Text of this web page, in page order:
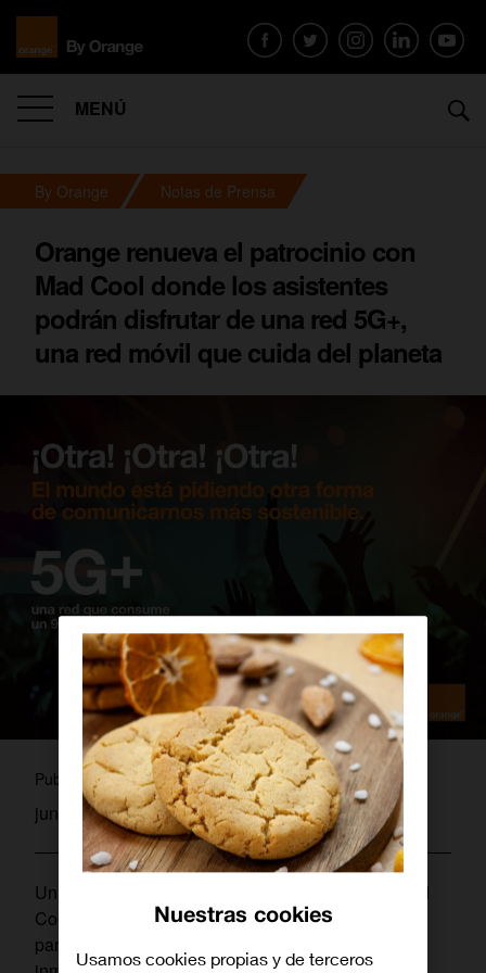
MENÚ
By Orange Notas de Prensa
Orange renueva el patrocinio con
Mad Cool donde los asistentes
podrán disfrutar de una red 5G+,
una red móvil que cuida del planeta
Publicado porpiliserrano
junio 27, 2023
Un año más, Orange es patrocinador oficial de Mad
Cool y colabora con su socio tecnológico Ericsson
para ofrecer a los asistentes una experiencia
Nuestras cookies
Usamos cookies propias y de terceros